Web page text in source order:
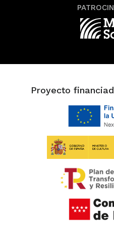
Proyecto